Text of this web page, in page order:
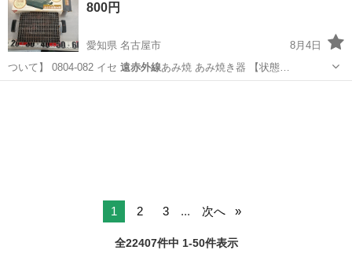
300円～の格安食堂あり！《佐...
800円
愛知県 名古屋市
8月4日
ついて】 0804-082 イセ 遠赤外線 あみ焼 あみ焼き器 【状態…
1 2 3 ... 次へ
全22407件中 1-50件表示